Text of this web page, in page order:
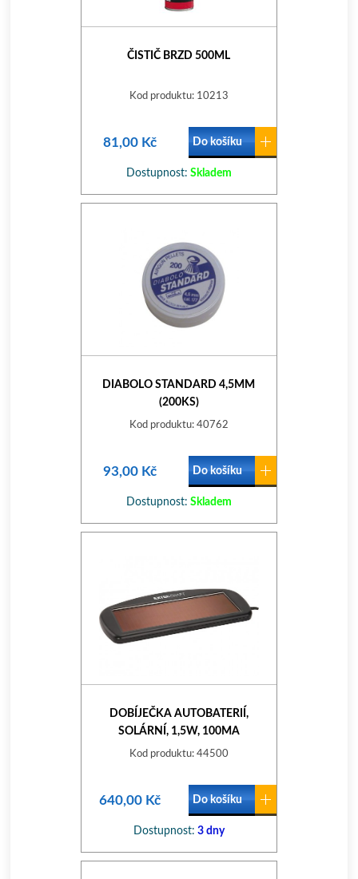
ČISTIČ BRZD 500ML
Kod produktu: 10213
81,00 Kč Do košíku
Dostupnost: Skladem
DIABOLO STANDARD 4,5MM
(200KS)
Kod produktu: 40762
93,00 Kč Do košíku
Dostupnost: Skladem
DOBÍJEČKA AUTOBATERIÍ,
SOLÁRNÍ, 1,5W, 100MA
Kod produktu: 44500
640,00 Kč Do košíku
Dostupnost: 3 dny